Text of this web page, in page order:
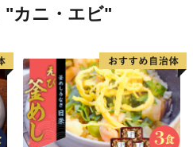
"カニ・エビ"